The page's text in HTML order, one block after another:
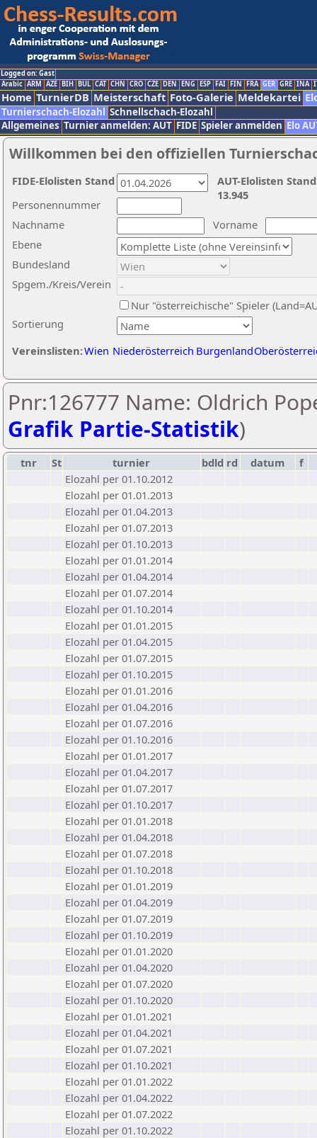
Logged on: Gast
Arabic ARM AZE BIH BUL CAT CHN CRO CZE DEN ENG ESP FAI FIN FRA GER GRE INA
Home TurnierDB Meisterschaft Foto-Galerie Meldekartei
Turnierschach-Elozahl Schnellschach-Elozahl
Allgemeines Turnier anmelden: AUT FIDE Spieler anmelden Elo
Willkommen bei den offiziellen
Nachname
Vorname
Ebene
Sortierung
Personennummer
Bundesland
Spgem./Kreis/Verein
Nur "österreichische" Spieler
Vereinslisten:Wien Niederösterreich Burgenland
AUT-Elolisten
13.945
FIDE-Elolisten Stand
Pnr:126777 Name: Oldrich
Grafik Partie-Statistik)
tnr St turnier bdld rd datum f
Elozahl per 01.10.2012
Elozahl per 01.01.2013
Elozahl per 01.04.2013
Elozahl per 01.07.2013
Elozahl per 01.10.2013
Elozahl per 01.01.2014
Elozahl per 01.04.2014
Elozahl per 01.07.2014
Elozahl per 01.10.2014
Elozahl per 01.01.2015
Elozahl per 01.04.2015
Elozahl per 01.07.2015
Elozahl per 01.10.2015
Elozahl per 01.01.2016
Elozahl per 01.04.2016
Elozahl per 01.07.2016
Elozahl per 01.10.2016
Elozahl per 01.01.2017
Elozahl per 01.04.2017
Elozahl per 01.07.2017
Elozahl per 01.10.2017
Elozahl per 01.01.2018
Elozahl per 01.04.2018
Elozahl per 01.07.2018
Elozahl per 01.10.2018
Elozahl per 01.01.2019
Elozahl per 01.04.2019
Elozahl per 01.07.2019
Elozahl per 01.10.2019
Elozahl per 01.01.2020
Elozahl per 01.04.2020
Elozahl per 01.07.2020
Elozahl per 01.10.2020
Elozahl per 01.01.2021
Elozahl per 01.04.2021
Elozahl per 01.07.2021
Elozahl per 01.10.2021
Elozahl per 01.01.2022
Elozahl per 01.04.2022
Elozahl per 01.07.2022
Elozahl per 01.10.2022